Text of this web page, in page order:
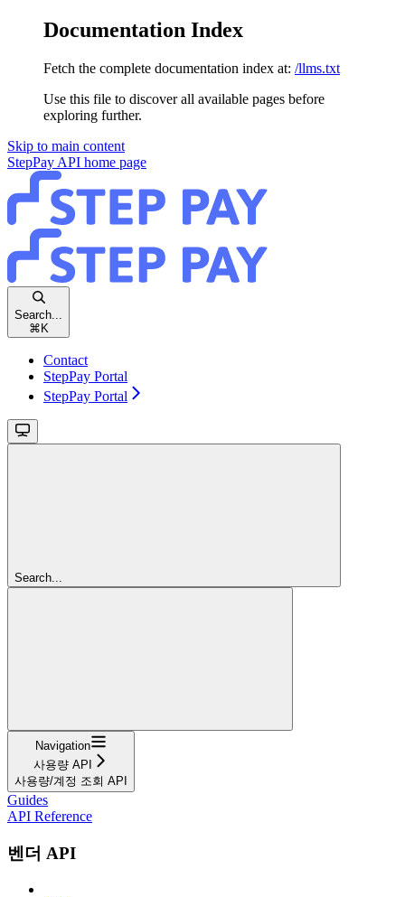
Documentation Index
Fetch the complete documentation index at: /llms.txt
Use this file to discover all available pages before
exploring further.
Skip to main content
StepPay API home page
Search...
⌘ K
Contact
StepPay Portal
StepPay Portal
Search...
Navigation
사용량 API
사용량/계정 조회 API
Guides
API Reference
벤더 API